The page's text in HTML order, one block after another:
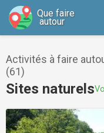
Que faire
autour
Activités à faire
(61)
Sites naturels